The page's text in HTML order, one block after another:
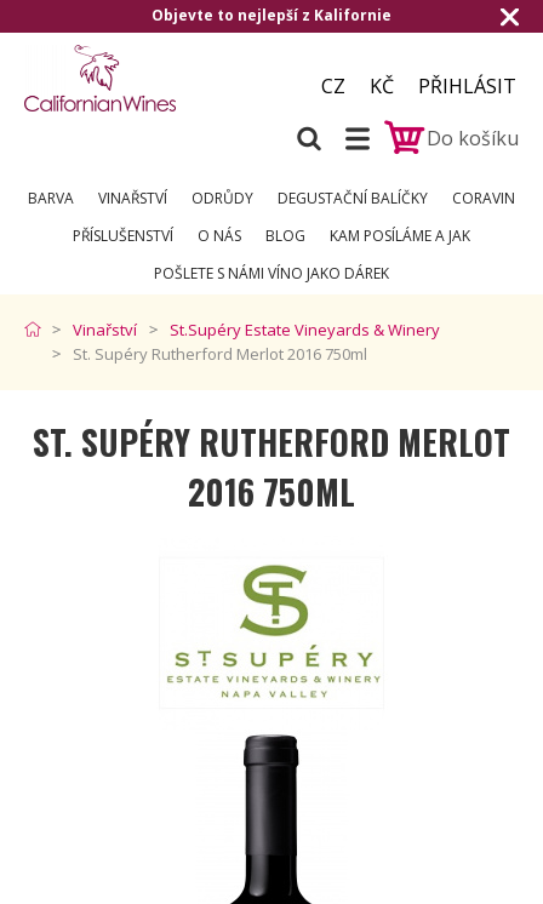
Objevte to nejlepší z Kalifornie
CZ KČ
PŘIHLÁSIT
Do košíku
BARVA VINAŘSTVÍ ODRŮDY DEGUSTAČNÍ BALÍČKY
CORAVIN
PŘÍSLUŠENSTVÍ
O NÁS BLOG
KAM POSÍLÁME A JAK
POŠLETE S NÁMI VÍNO JAKO DÁREK
Vinařství
St.Supéry Estate Vineyards & Winery
St. Supéry Rutherford Merlot 2016 750ml
ST. SUPÉRY RUTHERFORD MERLOT
2016 750ML